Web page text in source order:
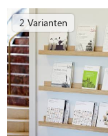
2 Varianten